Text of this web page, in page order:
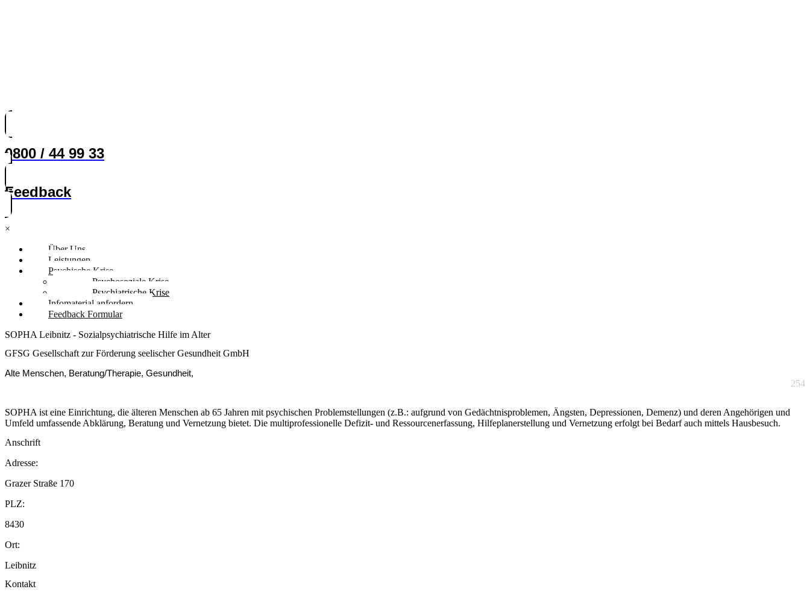
0800 / 44 99 33
Feedback
×
Über Uns
Leistungen
Psychische Krise
Psychosoziale Krise
Psychiatrische Krise
Infomaterial anfordern
Feedback Formular
SOPHA Leibnitz - Sozialpsychiatrische Hilfe im Alter
GFSG Gesellschaft zur Förderung seelischer Gesundheit GmbH
Alte Menschen, Beratung/Therapie, Gesundheit,
254
SOPHA ist eine Einrichtung, die älteren Menschen ab 65 Jahren mit psychischen Problemstellungen (z.B.: aufgrund von Gedächtnisproblemen, Ängsten, Depressionen, Demenz) und deren Angehörigen und
Umfeld umfassende Abklärung, Beratung und Vernetzung bietet. Die multiprofessionelle Defizit- und Ressourcenerfassung, Hilfeplanerstellung und Vernetzung erfolgt bei Bedarf auch mittels Hausbesuch.
Anschrift
Adresse:
Grazer Straße 170
PLZ:
8430
Ort:
Leibnitz
Kontakt